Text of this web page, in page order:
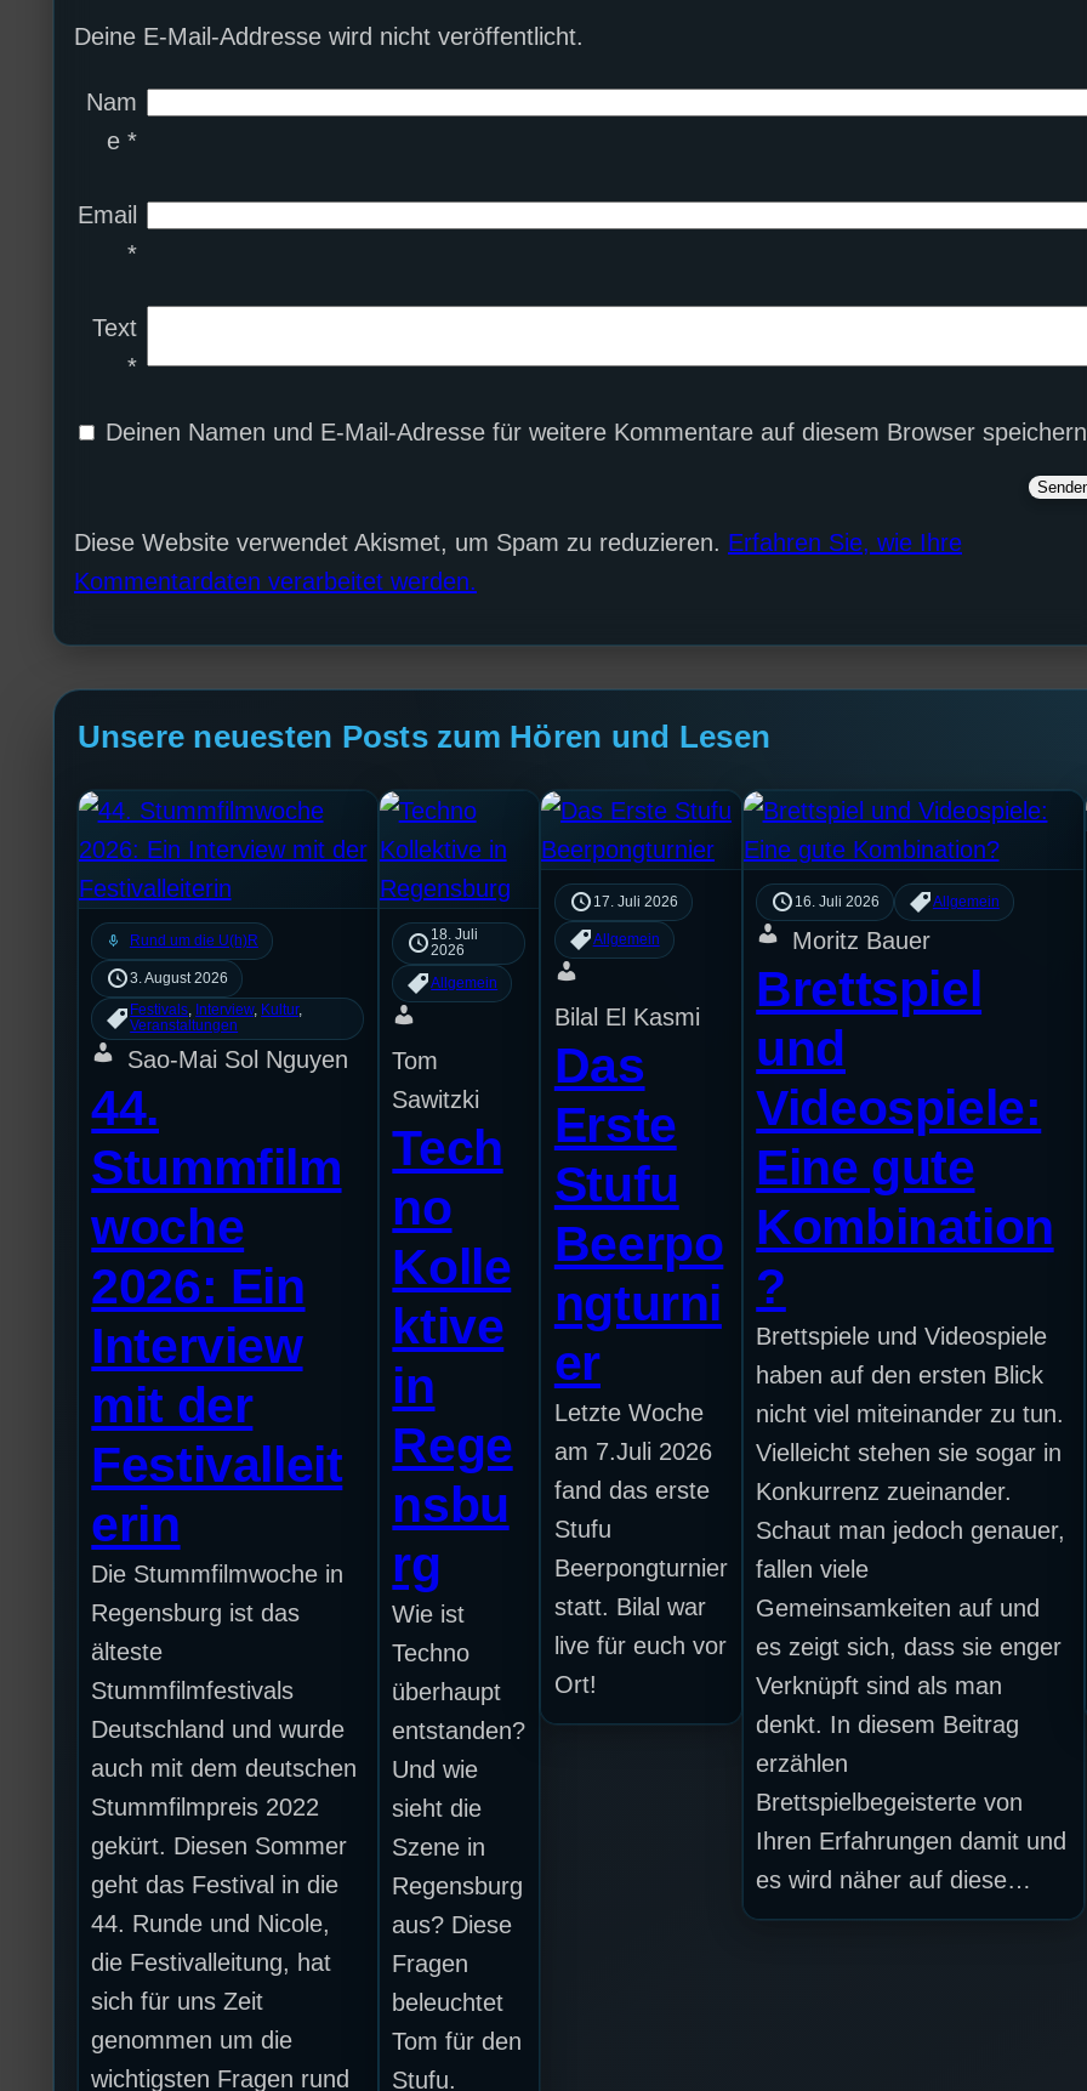
Deine E-Mail-Addresse wird nicht veröffentlicht.
Nam
e *
Email
*
Text
*
Deinen Namen und E-Mail-Adresse für weitere Kommentare auf diesem Browser
Diese Website verwendet Akismet, um Spam zu reduzieren. Erfahren Sie, wie Ihre
Kommentardaten verarbeitet werden.
Unsere neuesten Posts zum Hören und Lesen
mic Rund um die U(h)R
3. August 2026
Festivals Interview, Kultur
Veranstaltungen
Sao-Mai Sol Nguyen
44.
Stummfilm
woche
2026: Ein
Interview
mit der
Festivalleit
erin
Die Stummfilmwoche in
Regensburg ist das
älteste
Stummfilmfestivals
Deutschland und wurde
auch mit dem deutschen
Stummfilmpreis 2022
gekürt. Diesen Sommer
geht das Festival in die
44. Runde und Nicole,
die Festivalleitung, hat
sich für uns Zeit
genommen um die
wichtigsten Fragen rund
18. Juli
2026
Allgemein
Tom
Sawitzki
Tech
no
Kolle
ktive
in
Rege
nsbu
rg
Wie ist
Techno
überhaupt
entstanden?
Und wie
sieht die
Szene in
Regensburg
aus? Diese
Fragen
beleuchtet
Tom für den
Stufu.
17. Juli 2026
Allgemein
Bilal El Kasmi
Das
Erste
Stufu
Beerpo
ngturni
er
Letzte Woche
am 7.Juli 2026
fand das erste
Stufu
Beerpongturnier
statt. Bilal war
live für euch vor
Ort!
16. Juli 2026 Allgemein
Moritz Bauer
Brettspiel
und
Videospiele:
Eine gute
Kombination
?
Brettspiele und Videospiele
haben auf den ersten Blick
nicht viel miteinander zu tun.
Vielleicht stehen sie sogar in
Konkurrenz zueinander.
Schaut man jedoch genauer,
fallen viele
Gemeinsamkeiten auf und
es zeigt sich, dass sie enger
Verknüpft sind als man
denkt. In diesem Beitrag
erzählen
Brettspielbegeisterte von
Ihren Erfahrungen damit und
es wird näher auf diese…